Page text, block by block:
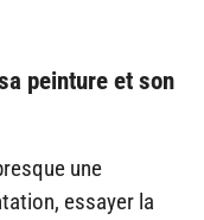
peinture et son
une
essayer la